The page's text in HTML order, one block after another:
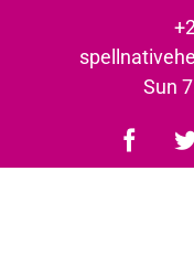
Sun